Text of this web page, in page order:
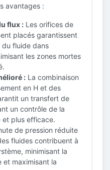
avantages :
flux : Les orifices de
placés garantissent
du fluide dans
les zones mortes
: La combinaison
en H et des
un transfert de
un contrôle de la
et plus efficace.
de pression réduite
fluides contribuent à
minimisant la
et maximisant la